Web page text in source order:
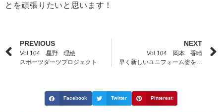
とを頑張りたいと思います！
PREVIOUS
Vol.104 星野 理絵
スポーツダーツプロジェクト
NEXT
Vol.104 岡本 香晴
早く新しいユニフォーム姿を…
Facebook Twitter Pinterest